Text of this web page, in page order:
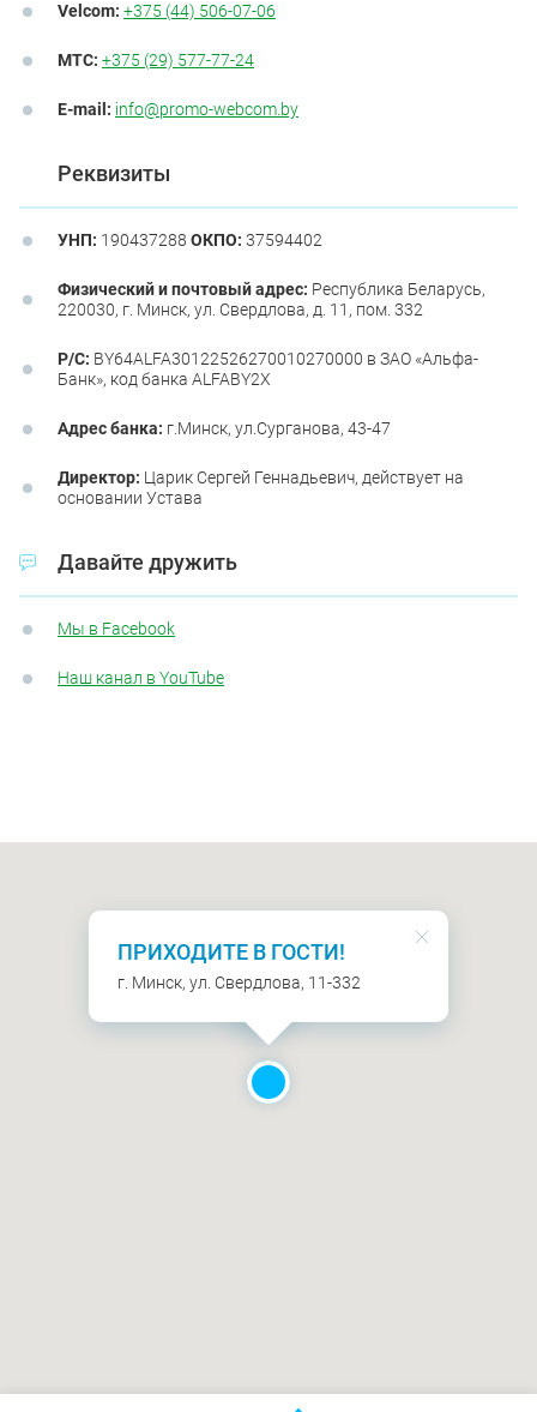
Velcom: +375 (44) 506-07-06
МТС: +375 (29) 577-77-24
E-mail: info@promo-webcom.by
Реквизиты
УНП: 190437288 ОКПО: 37594402
Физический и почтовый адрес: Республика Беларусь,
220030, г. Минск, ул. Свердлова, д. 11, пом. 332
Р/С: BY64ALFA30122526270010270000 в ЗАО «Альфа-
Банк», код банка ALFABY2X
Адрес банка: г.Минск, ул.Сурганова, 43-47
Директор: Царик Сергей Геннадьевич, действует на
основании Устава
Давайте дружить
Мы в Facebook
Наш канал в YouTube
ПРИХОДИТЕ В ГОСТИ!
г. Минск, ул. Свердлова, 11-332